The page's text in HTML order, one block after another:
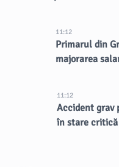
11:12
Primarul din
majorarea
11:12
Accident grav
în stare critică